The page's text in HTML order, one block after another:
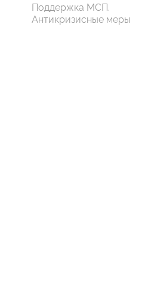
Поддержка МСП.
Антикризисные меры